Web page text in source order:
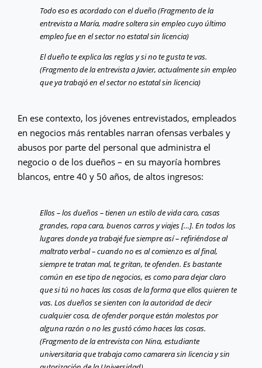
Todo eso es acordado con el dueño (Fragmento de la
entrevista a María, madre soltera sin empleo cuyo último
empleo fue en el sector no estatal sin licencia)
El dueño te explica las reglas y si no te gusta te vas.
(Fragmento de la entrevista a Javier, actualmente sin empleo
que ya trabajó en el sector no estatal sin licencia)
En ese contexto, los jóvenes entrevistados, empleados
en negocios más rentables narran ofensas verbales y
abusos por parte del personal que administra el
negocio o de los dueños – en su mayoría hombres
blancos, entre 40 y 50 años, de altos ingresos:
Ellos – los dueños – tienen un estilo de vida caro, casas
grandes, ropa cara, buenos carros y viajes […]. En todos los
lugares donde ya trabajé fue siempre así – refiriéndose al
maltrato verbal – cuando no es al comienzo es al final,
siempre te tratan mal, te gritan, te ofenden. Es bastante
común en ese tipo de negocios, es como para dejar claro
que si tú no haces las cosas de la forma que ellos quieren te
vas. Los dueños se sienten con la autoridad de decir
cualquier cosa, de ofender porque están molestos por
alguna razón o no les gustó cómo haces las cosas.
(Fragmento de la entrevista con Nina, estudiante
universitaria que trabaja como camarera sin licencia y sin